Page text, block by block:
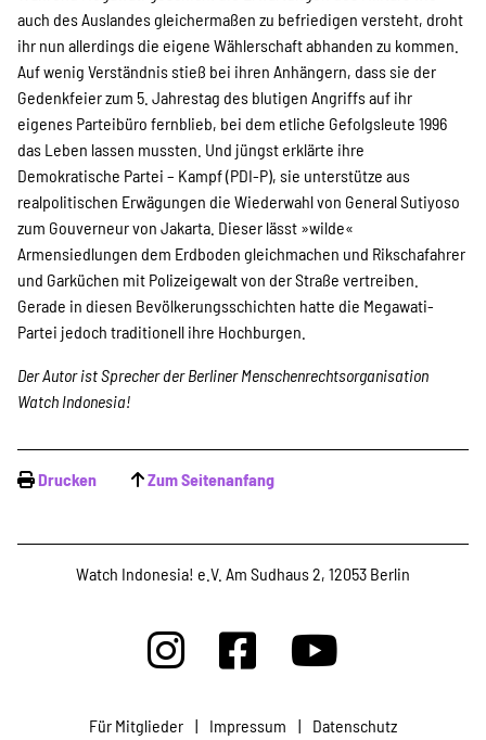
auch des Auslandes gleichermaßen zu befriedigen versteht, droht
ihr nun allerdings die eigene Wählerschaft abhanden zu kommen.
Auf wenig Verständnis stieß bei ihren Anhängern, dass sie der
Gedenkfeier zum 5. Jahrestag des blutigen Angriffs auf ihr
eigenes Parteibüro fernblieb, bei dem etliche Gefolgsleute 1996
das Leben lassen mussten. Und jüngst erklärte ihre
Demokratische Partei – Kampf (PDI-P), sie unterstütze aus
realpolitischen Erwägungen die Wiederwahl von General Sutiyoso
zum Gouverneur von Jakarta. Dieser lässt »wilde«
Armensiedlungen dem Erdboden gleichmachen und Rikschafahrer
und Garküchen mit Polizeigewalt von der Straße vertreiben.
Gerade in diesen Bevölkerungsschichten hatte die Megawati-
Partei jedoch traditionell ihre Hochburgen.
Der Autor ist Sprecher der Berliner Menschenrechtsorganisation
Watch Indonesia!
Drucken Zum Seitenanfang
Watch Indonesia! e.V. Am Sudhaus 2, 12053 Berlin
Für Mitglieder | Impressum | Datenschutz